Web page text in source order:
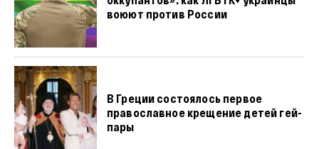
воюют против России
В Греции состоялось первое
православное крещение детей гей-
пары